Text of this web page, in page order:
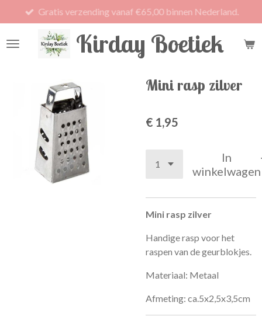
direct
naar
Kirday Boetiek
Gratis verzending vanaf €65,00 binnen Nederland.
Mini rasp zilver
€ 1,95
In
winkelwagen
Mini rasp zilver
Handige rasp voor het
raspen van de geurblokjes.
Materiaal: Metaal
Afmeting: ca.5x2,5x3,5cm